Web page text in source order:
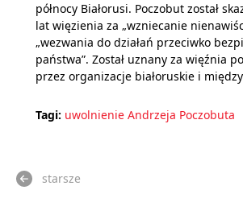
północy Białorusi. Poczobut został
lat więzienia za „wzniecanie
„wezwania do działań przeciwko
państwa”. Został uznany za więźnia
przez organizacje białoruskie i
Tagi: uwolnienie Andrzeja Poczobuta
starsze